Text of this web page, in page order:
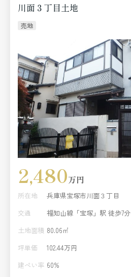
川面３丁目土地
売地
2,480万円
所在地
兵庫県宝塚市川面３丁目
交通
福知山線「宝塚」駅 徒歩7分
土地面積 80.06㎡
坪単価
102.44万円
建ぺい率 60%